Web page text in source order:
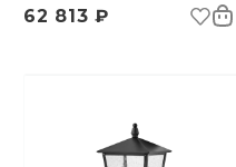
62 813 ₽